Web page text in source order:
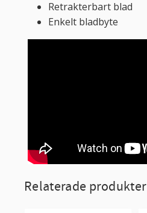
Retrakterbart blad
Enkelt bladbyte
Relaterade produkter